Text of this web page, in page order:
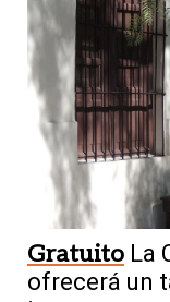
Gratuito La
ofrecerá un